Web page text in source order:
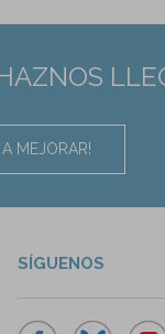
MEJORAR!
SÍGUENOS